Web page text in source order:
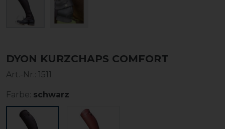
DYON KURZCHAPS COMFORT
Art.-Nr.: 1511
Farbe: schwarz